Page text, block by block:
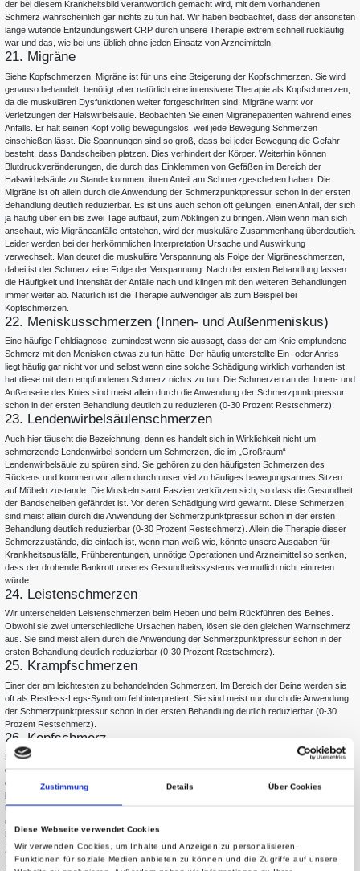
Zustimmung Details Über Cookies
Diese Webseite verwendet Cookies
Wir verwenden Cookies, um Inhalte und Anzeigen zu personalisieren,
Funktionen für soziale Medien anbieten zu können und die Zugriffe auf unsere
der bei diesem Krankheitsbild verantwortlich gemacht wird, mit dem vorhandenen
Schmerz wahrscheinlich gar nichts zu tun hat. Wir haben beobachtet, dass der ansonsten
lange wütende Entzündungswert CRP durch unsere Therapie extrem schnell rückläufig
war und das, wie bei uns üblich ohne jeden Einsatz von Arzneimitteln.
21. Migräne
Siehe Kopfschmerzen. Migräne ist für uns eine Steigerung der Kopfschmerzen. Sie wird
genauso behandelt, benötigt aber natürlich eine intensivere Therapie als Kopfschmerzen,
da die muskulären Dysfunktionen weiter fortgeschritten sind. Migräne warnt vor
Verletzungen der Halswirbelsäule. Beobachten Sie einen Migränepatienten während eines
Anfalls. Er hält seinen Kopf völlig bewegungslos, weil jede Bewegung Schmerzen
einschießen lässt. Die Spannungen sind so groß, dass bei jeder Bewegung die Gefahr
besteht, dass Bandscheiben platzen. Dies verhindert der Körper. Weiterhin können
Blutdruckveränderungen, die durch das Einklemmen von Gefäßen im Bereich der
Halswirbelsäule zu Stande kommen, ihren Anteil am Schmerzgeschehen haben. Die
Migräne ist oft allein durch die Anwendung der Schmerzpunktpressur schon in der ersten
Behandlung deutlich reduzierbar. Es ist uns auch schon oft gelungen, einen Anfall, der sich
ja häufig über ein bis zwei Tage aufbaut, zum Abklingen zu bringen. Allein wenn man sich
anschaut, wie Migräneanfälle entstehen, wird der muskuläre Zusammenhang überdeutlich.
Leider werden bei der herkömmlichen Interpretation Ursache und Auswirkung
verwechselt. Man deutet die muskuläre Verspannung als Folge der Migräneschmerzen,
dabei ist der Schmerz eine Folge der Verspannung. Nach der ersten Behandlung lassen
die Häufigkeit und Intensität der Anfälle nach und klingen mit den weiteren Behandlungen
immer weiter ab. Natürlich ist die Therapie aufwendiger als zum Beispiel bei
Kopfschmerzen.
22. Meniskusschmerzen (Innen- und Außenmeniskus)
Eine häufige Fehldiagnose, zumindest wenn sie aussagt, dass der am Knie empfundene
Schmerz mit den Menisken etwas zu tun hätte. Der häufig unterstellte Ein- oder Anriss
liegt häufig gar nicht vor und selbst wenn eine solche Schädigung wirklich vorhanden ist,
hat diese mit dem empfundenen Schmerz nichts zu tun. Die Schmerzen an der Innen- und
Außenseite des Knies sind meist allein durch die Anwendung der Schmerzpunktpressur
schon in der ersten Behandlung deutlich zu reduzieren (0-30 Prozent Restschmerz).
23. Lendenwirbelsäulenschmerzen
Auch hier täuscht die Bezeichnung, denn es handelt sich in Wirklichkeit nicht um
schmerzende Lendenwirbel sondern um Schmerzen, die im „Großraum“
Lendenwirbelsäule zu spüren sind. Sie gehören zu den häufigsten Schmerzen des
Rückens und kommen vor allem durch unser viel zu häufiges bewegungsarmes Sitzen
auf Möbeln zustande. Die Muskeln samt Faszien verkürzen sich, so dass die Gesundheit
der Bandscheiben gefährdet ist. Vor deren Schädigung wird gewarnt. Diese Schmerzen
sind meist allein durch die Anwendung der Schmerzpunktpressur schon in der ersten
Behandlung deutlich reduzierbar (0-30 Prozent Restschmerz). Allein die Therapie dieser
Schmerzzustände, die einfach ist, wenn man weiß wie, könnte unsere Ausgaben für
Krankheitsausfälle, Frühberentungen, unnötige Operationen und Arzneimittel so senken,
dass der drohende Bankrott unseres Gesundheitssystems vermutlich nicht eintreten
würde.
24. Leistenschmerzen
Wir unterscheiden Leistenschmerzen beim Heben und beim Rückführen des Beines.
Obwohl sie zwei unterschiedliche Ursachen haben, lösen sie den gleichen Warnschmerz
aus. Sie sind meist allein durch die Anwendung der Schmerzpunktpressur schon in der
ersten Behandlung deutlich reduzierbar (0-30 Prozent Restschmerz).
25. Krampfschmerzen
Einer der am leichtesten zu behandelnden Schmerzen. Im Bereich der Beine werden sie
oft als Restless-Legs-Syndrom fehl interpretiert. Sie sind meist nur durch die Anwendung
der Schmerzpunktpressur schon in der ersten Behandlung deutlich reduzierbar (0-30
Prozent Restschmerz).
26. Kopfschmerz
Man unterscheidet heute bis zu 220 verschiedene Arten von Kopfschmerz. Sie entstehen
dadurch, dass im Schmerzgeschehen 220 verschiedene Parameter untersucht werden,
die sich im durch die Schmerzen gequälten Körper verändern. Entgegen verbreiteter
herkömmlicher Auffassung handelt es sich zu über 90 Prozent immer um die gleiche
Ursache: Verkürzte, fehl programmierte Muskeln, die um Hilfe schreien. Deswegen ist er
meist allein durch die Anwendung der Schmerzpunktpressur schon in der ersten
Behandlung deutlich reduzierbar (0-30 Prozent Restschmerz).
27. Kopfdrehschmerz